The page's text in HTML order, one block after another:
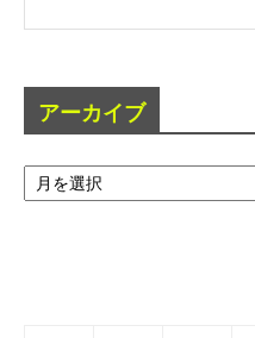
アーカイブ
ア
ー